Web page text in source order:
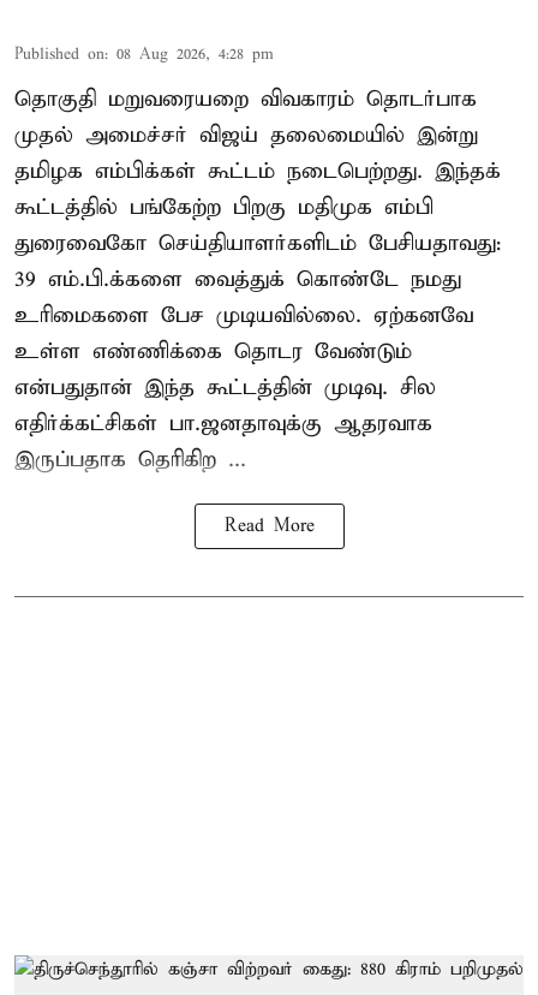
Published on: 08 Aug 2026, 4:28 pm
தொகுதி மறுவரையறை விவகாரம் தொடர்பாக
முதல் அமைச்சர் விஜய் தலைமையில் இன்று
தமிழக எம்பிக்கள் கூட்டம் நடைபெற்றது. இந்தக்
கூட்டத்தில் பங்கேற்ற பிறகு மதிமுக எம்பி
துரைவைகோ செய்தியாளர்களிடம் பேசியதாவது:
39 எம்.பி.க்களை வைத்துக் கொண்டே நமது
உரிமைகளை பேச முடியவில்லை. ஏற்கனவே
உள்ள எண்ணிக்கை தொடர வேண்டும்
என்பதுதான் இந்த கூட்டத்தின் முடிவு. சில
எதிர்க்கட்சிகள் பா.ஜனதாவுக்கு ஆதரவாக
இருப்பதாக தெரிகிற ...
Read More